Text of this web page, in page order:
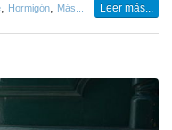
Hormigón Más... Leer más...